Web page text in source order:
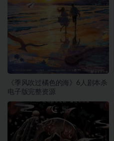
《季风吹过橘色的海》6人剧本杀
电子版完整资源